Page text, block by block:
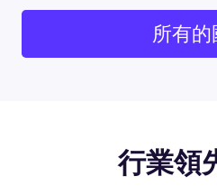
所有的
行業領